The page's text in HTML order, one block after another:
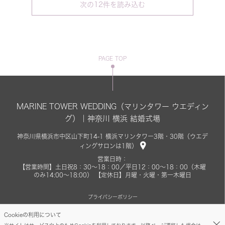
次の 12件を読み込む
Cookieの利用について
PAGE TOP
MARINE TOWER WEDDING（マリンタワー ウエディン
グ）｜神奈川 横浜 結婚式場
神奈川県横浜市中区山下町14-1 横浜マリンタワー3階・30階（ウエデ
ィングサロンは1階）
営業日時：
【営業時間】土日祝8：30～18：00／平日12：00～18：00（木曜
のみ14:00～18:00） 【定休日】月曜・火曜・第一木曜日
プライバシーポリシー
©MARINE TOWER WEDDING.ALL Rights Reserved.